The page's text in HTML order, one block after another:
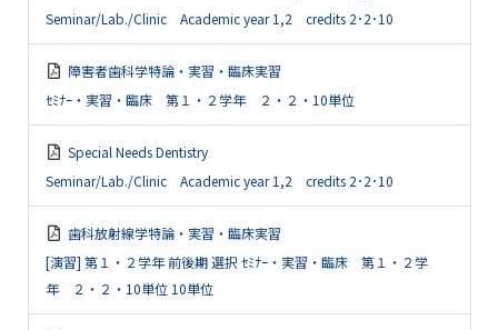
Seminar/Lab./Clinic Academic year 1,2 credits 2･2･10
障害者歯科学特論・実習・臨床実習
ｾﾐﾅｰ・実習・臨床 第１・２学年 ２・２・10単位
Special Needs Dentistry
Seminar/Lab./Clinic Academic year 1,2 credits 2･2･10
歯科放射線学特論・実習・臨床実習
[演習] 第１・２学年 前後期 選択 ｾﾐﾅｰ・実習・臨床 第１・２学
年 ２・２・10単位 10単位